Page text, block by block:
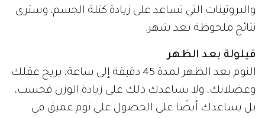
والبروتينات التي تساعد على زيادة كتلة الجسم، وسترى
نتائج ملحوظة بعد شهر.
قيلولة بعد الظهر
النوم بعد الظهر لمدة 45 دقيقة إلى ساعة، يريح عقلك
وعضلاتك، ولا يساعدك ذلك على زيادة الوزن فحسب،
بل يساعدك أيضًا على الحصول على نوم عميق في